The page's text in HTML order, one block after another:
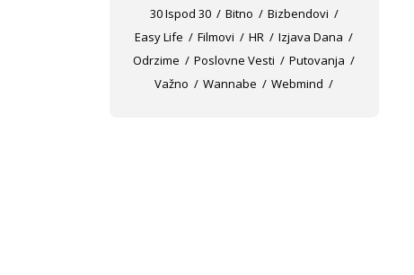
30 Ispod 30 Bitno
Bizbendovi
Easy Life
Filmovi HR
Izjava Dana
Odrzime
Poslovne Vesti
Putovanja
Važno
Wannabe Webmind